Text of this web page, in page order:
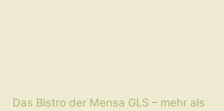
Das Bistro der Mensa GLS – mehr als